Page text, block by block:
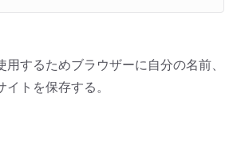
用するためブラウザーに自分の名前、
イトを保存する。